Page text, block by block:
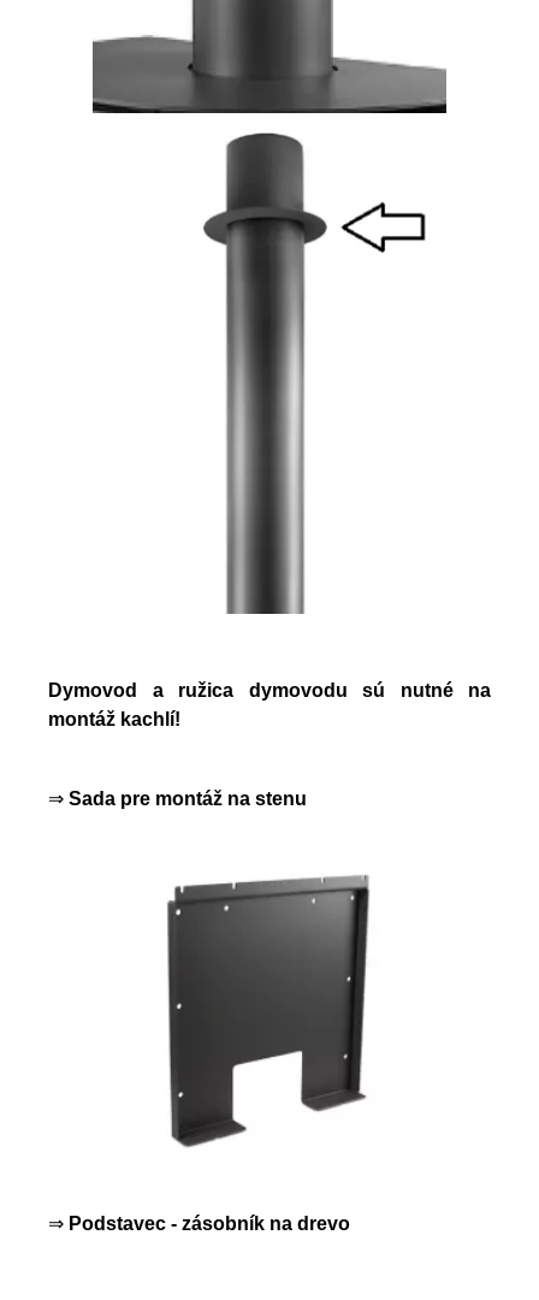
Dymovod a ružica dymovodu sú nutné na
montáž kachlí!
⇒ Sada pre montáž na stenu
⇒ Podstavec - zásobník na drevo